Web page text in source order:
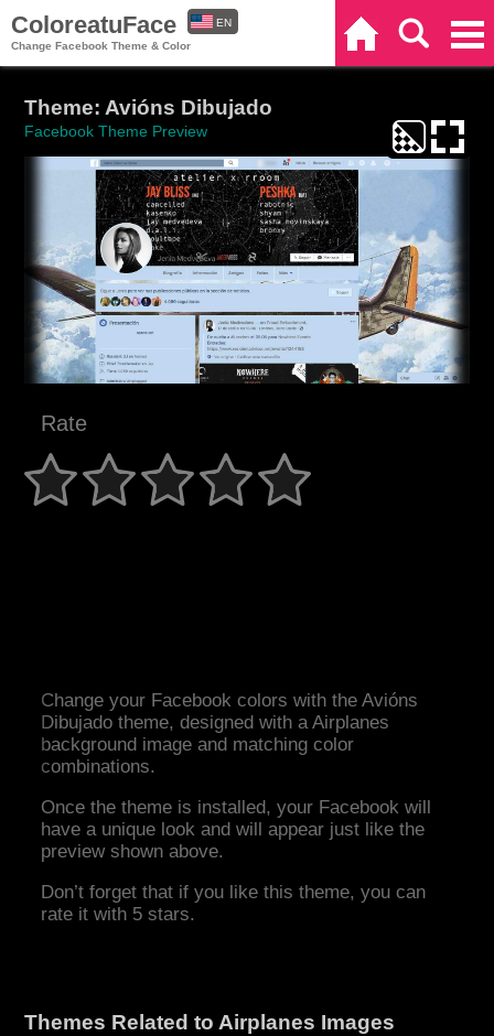
ColoreatuFace
Change Facebook Theme & Color
EN
Theme: Avións Dibujado
Facebook Theme Preview
Rate
Change your Facebook colors with the Avións
Dibujado theme, designed with a Airplanes
background image and matching color
combinations.
Once the theme is installed, your Facebook will
have a unique look and will appear just like the
preview shown above.
Don’t forget that if you like this theme, you can
rate it with 5 stars.
Themes Related to Airplanes Images